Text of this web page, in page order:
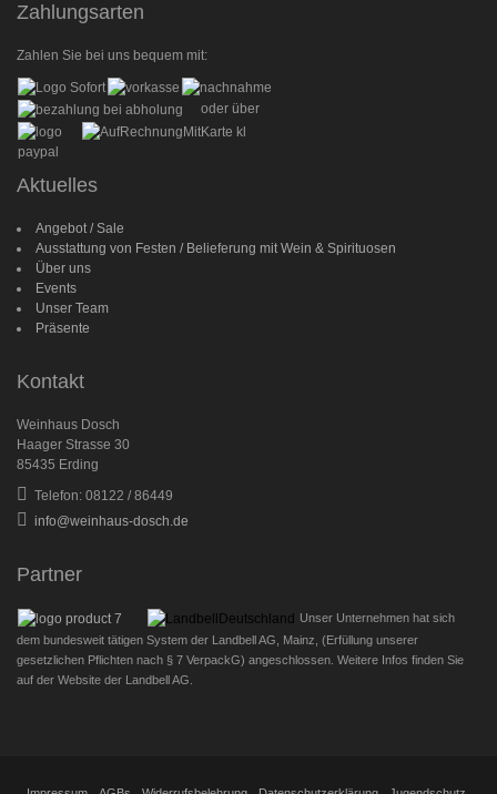
Zahlungsarten
Zahlen Sie bei uns bequem mit:
oder über
Aktuelles
Angebot / Sale
Ausstattung von Festen / Belieferung mit Wein & Spirituosen
Über uns
Events
Unser Team
Präsente
Kontakt
Weinhaus Dosch
Haager Strasse 30
85435 Erding
Telefon: 08122 / 86449
info@weinhaus-dosch.de
Partner
Unser Unternehmen hat sich
dem bundesweit tätigen System der Landbell AG, Mainz, (Erfüllung unserer
gesetzlichen Pflichten nach § 7 VerpackG) angeschlossen. Weitere Infos finden Sie
auf der Website der Landbell AG.